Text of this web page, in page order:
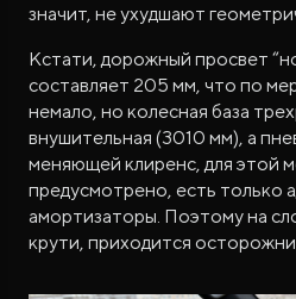
значит, не ухудшают
Кстати, дорожный просвет
составляет 205 мм, что по
немало, но колесная база
внушительная (3010 мм), а
меняющей клиренс, для этой
предусмотрено, есть только
амортизаторы. Поэтому на
крути, приходится